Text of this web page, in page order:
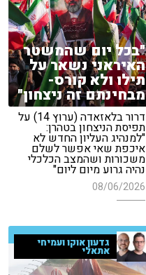
"בכל יום שהמשטר
האיראני נשאר על
תילו ולא קורס-
מבחינתם זה ניצחון"
דרור בלאזאדה (ערוץ 14) על
תפיסת הניצחון בטהרן:
"למנהיג העליון החדש לא
איכפת שאי אפשר לשלם
משכורות ושהמצב הכלכלי
נהיה גרוע מיום ליום"
08/06/2026
גדעון אוקו ועמיחי
אתאלי